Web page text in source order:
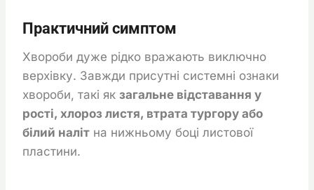
Практичний симптом
Хвороби дуже рідко вражають виключно
верхівку. Завжди присутні системні ознаки
хвороби, такі як загальне відставання у
рості, хлороз листя, втрата тургору або
білий наліт на нижньому боці листової
пластини.